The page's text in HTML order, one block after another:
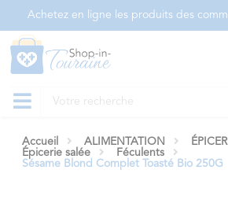
Achetez en ligne les produits des
Accueil ALIMENTATION
Épicerie salée
Féculents
Sésame Blond Complet Toasté Bio 250G
Panneau de gestion des cookies